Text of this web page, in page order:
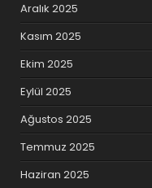
Aralık 2025
Kasım 2025
Ekim 2025
Eylül 2025
Ağustos 2025
Temmuz 2025
Haziran 2025